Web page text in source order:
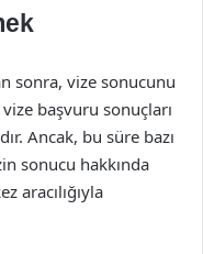
sonra, vize sonucunu
başvuru sonuçları
Ancak, bu süre bazı
sonucu hakkında
aracılığıyla